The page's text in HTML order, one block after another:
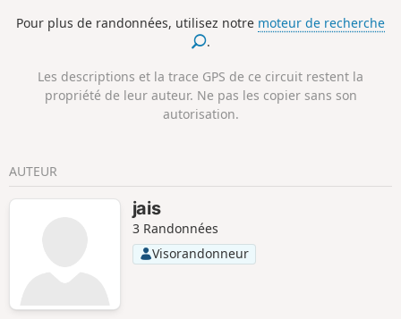
ressentirez le côté secret des Borderies où les vignes et les
exploitations se découvrent au détour d'un bois, au creux
reste de la région.
Pour plus de randonnées, utilisez notre moteur de recherche
.
Les descriptions et la trace GPS de ce circuit restent la
propriété de leur auteur. Ne pas les copier sans son
autorisation.
AUTEUR
jais
3 Randonnées
Visorandonneur